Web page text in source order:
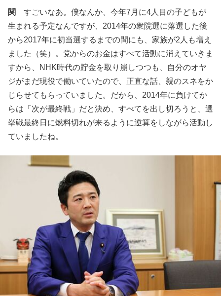
関
すごいなあ。僕なんか、今年7月に4人目の子どもが
生まれる予定なんですが、2014年の衆院選に落選した後
から2017年に初当選するまでの間にも、家族が2人も増え
ました（笑）。党からのお金はすべて活動に消えていきま
すから、NHK時代の貯金を取り崩しつつも、自分のオヤ
ジがまだ現役で働いていたので、正直な話、親のスネをか
じらせてもらっていました。だから、2014年に負けてか
らは「次が最終戦」だと決め、すべてを出し切ろうと、選
挙戦最終日に燃料切れが来るように逆算をしながら活動し
ていましたね。